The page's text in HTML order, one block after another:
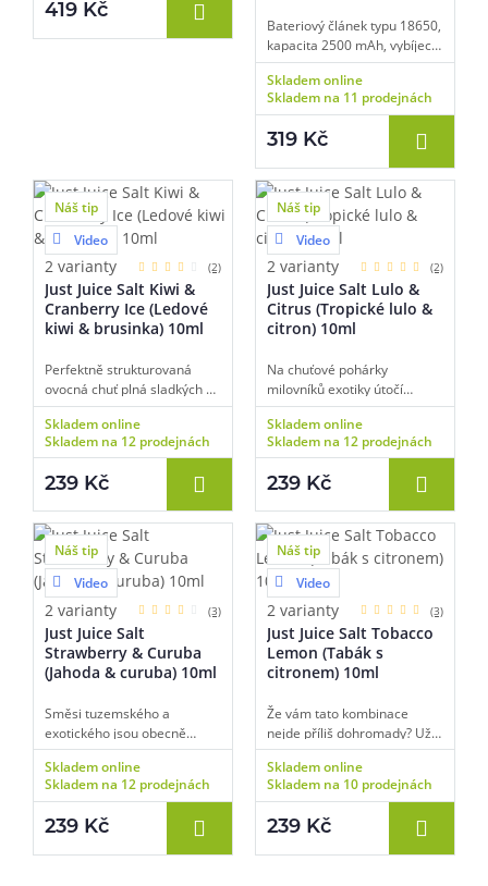
pro nízkoodporový vaping.
419 Kč
Bateriový článek typu 18650,
kapacita 2500 mAh, vybíjecí
proud 20 A, balení 2 ks, čip s
ochranou proti přebití, zkratu
a vysokým teplotám,
pouzdro součástí.
Skladem online
Skladem na 11 prodejnách
319 Kč
Náš tip
Video
2 varianty (2)
Just Juice Salt Kiwi &
Cranberry Ice (Ledové
kiwi & brusinka) 10ml
Perfektně strukturovaná
ovocná chuť plná sladkých a
svěžích ovocných tónů na
vás čeká v lahodné
kombinaci Kiwi & Cranberry
šťavnaté a jemně natrpklé
zjemňuje přítomnost
slaďoučkých brusinek. Vše je
potom v závěru doplněno o
chladivý efekt v podobě
mrazivé coolady.
Skladem online
Skladem na 12 prodejnách
239 Kč
Náš tip
Video
2 varianty (2)
Just Juice Salt Lulo &
Citrus (Tropické lulo &
citron) 10ml
Na chuťové pohárky
milovníků exotiky útočí
lahodná směs Lulo & Citrus.
Příchuť ukrývá autentickou
chuť tropického lilku
který svou chutí připomíná
Příjemnou kyselinku a
svěžest ještě umocní druhá
složka v podobě plátků
citronu.
Skladem online
Skladem na 12 prodejnách
239 Kč
Náš tip
Video
2 varianty (3)
Just Juice Salt
Strawberry & Curuba
(Jahoda & curuba) 10ml
Směsi tuzemského a
exotického jsou obecně
velmi oblíbené. Když si k
tomu přidáte také tropické
ovoce, které není v našich
k dispozici naprosto
Skladem online
Skladem na 12 prodejnách
239 Kč
Náš tip
Video
2 varianty (3)
Just Juice Salt Tobacco
Lemon (Tabák s
citronem) 10ml
Že vám tato kombinace
nejde příliš dohromady? Už
první potah vás přesvědčí o
opaku. Geniálně vyvážená
kombinace plné a výrazné
osvěžujícího nakyslého
Skladem online
Skladem na 10 prodejnách
239 Kč